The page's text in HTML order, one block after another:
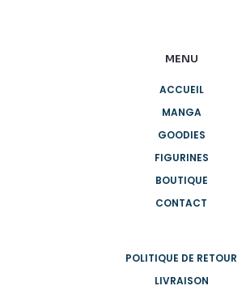
MENU
ACCUEIL
MANGA
GOODIES
FIGURINES
BOUTIQUE
CONTACT
POLITIQUE DE RETOUR
LIVRAISON